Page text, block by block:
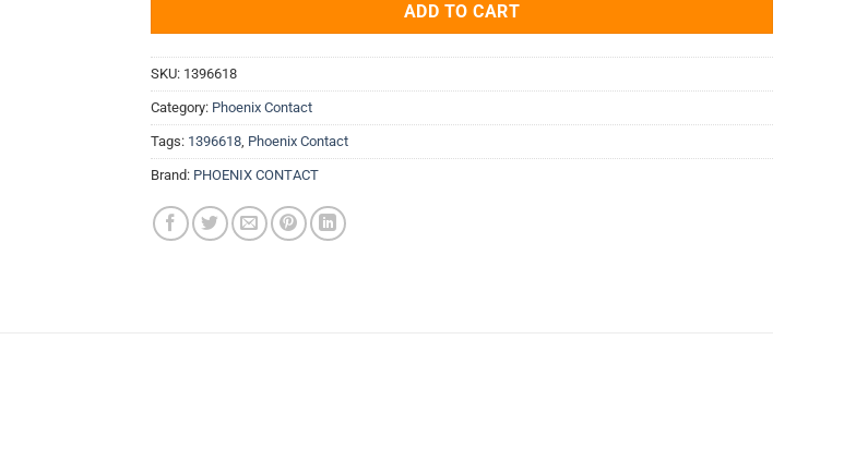
ADD TO CART
SKU: 1396618
Category: Phoenix Contact
Tags: 1396618 Phoenix Contact
Brand: PHOENIX CONTACT